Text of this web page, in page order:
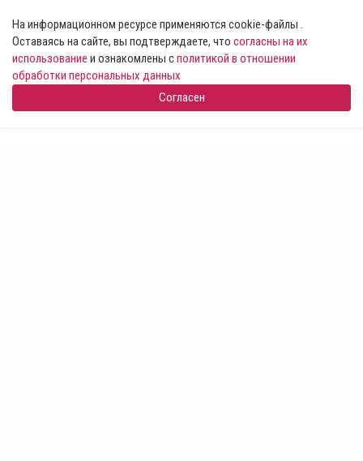
На информационном ресурсе применяются cookie-файлы .
Оставаясь на сайте, вы подтверждаете, что согласны на их
использование и ознакомлены сполитикой в отношении
обработки персональных данных
Согласен